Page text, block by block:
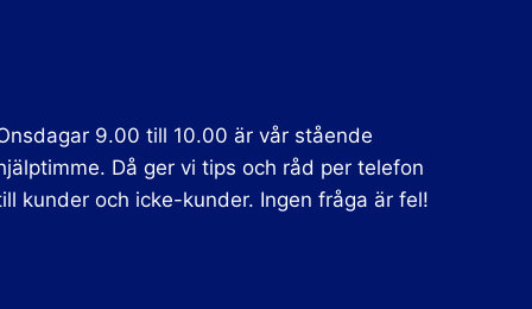
9.00 till 10.00 är vår stående
Då ger vi tips och råd per telefon
kunder och icke-kunder. Ingen fråga är fel!